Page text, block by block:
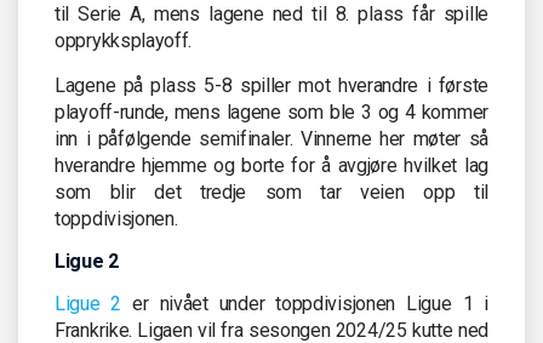
til Serie A, mens lagene ned til 8. plass får spille
opprykksplayoff.
Lagene på plass 5-8 spiller mot hverandre i første
playoff-runde, mens lagene som ble 3 og 4 kommer
inn i påfølgende semifinaler. Vinnerne her møter så
hverandre hjemme og borte for å avgjøre hvilket lag
som blir det tredje som tar veien opp til
toppdivisjonen.
Ligue 2
Ligue 2 er nivået under toppdivisjonen Ligue 1 i
Frankrike. Ligaen vil fra sesongen 2024/25 kutte ned